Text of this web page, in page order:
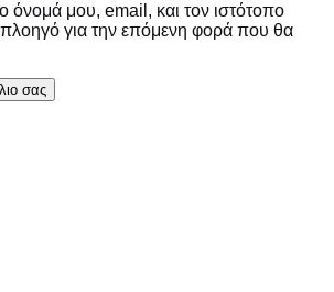
όνομά μου, email, και τον ιστότοπο
για την επόμενη φορά που θα